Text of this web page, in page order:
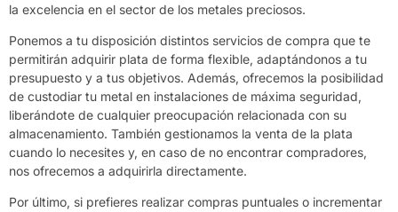
la excelencia en el sector de los metales preciosos.
Ponemos a tu disposición distintos servicios de compra que te
permitirán adquirir plata de forma flexible, adaptándonos a tu
presupuesto y a tus objetivos. Además, ofrecemos la posibilidad
de custodiar tu metal en instalaciones de máxima seguridad,
liberándote de cualquier preocupación relacionada con su
almacenamiento. También gestionamos la venta de la plata
cuando lo necesites y, en caso de no encontrar compradores,
nos ofrecemos a adquirirla directamente.
Por último, si prefieres realizar compras puntuales o incrementar